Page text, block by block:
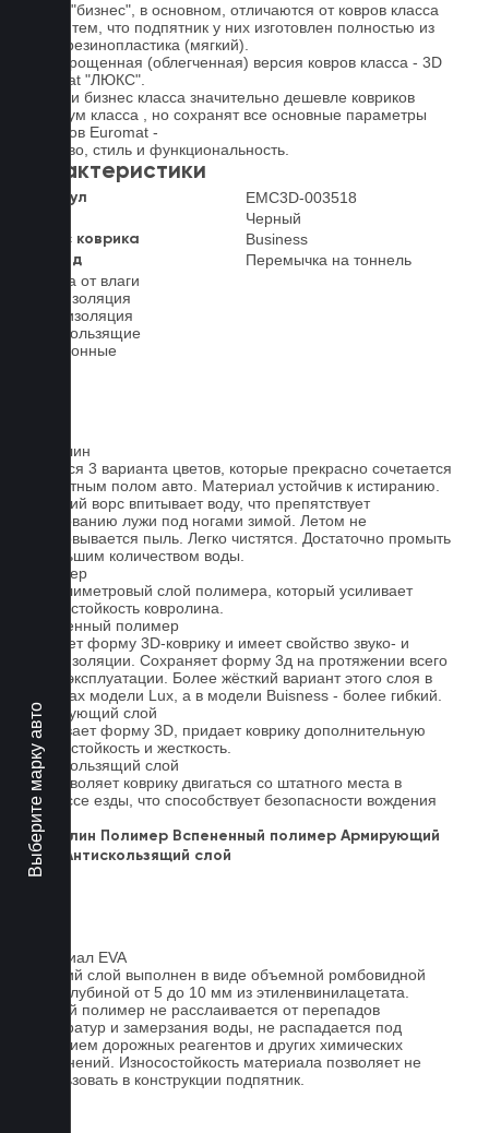
Выберите марку авто
Ковры "бизнес", в основном, отличаются от ковров класса
"люкс" тем, что подпятник у них изготовлен полностью из
терморезинопластика (мягкий).
Это упрощенная (облегченная) версия ковров класса - 3D
Euromat "ЛЮКС".
Коврики бизнес класса значительно дешевле ковриков
премиум класса , но сохранят все основные параметры
ковриков Euromat -
качество, стиль и функциональность.
Характеристики
Артикул EMC3D-003518
Черный
Класс коврика Business
2-й ряд
Перемычка на тоннель
Защита от влаги
Шумоизоляция
Теплоизоляция
Антискользящие
Всесезонные
Ковролин
Имеется 3 варианта цветов, которые прекрасно сочетается
со штатным полом авто. Материал устойчив к истиранию.
Короткий ворс впитывает воду, что препятствует
образованию лужи под ногами зимой. Летом не
образовывается пыль. Легко чистятся. Достаточно промыть
небольшим количеством воды.
Полимер
1-миллиметровый слой полимера, который усиливает
износостойкость ковролина.
Вспененный полимер
Придает форму 3D-коврику и имеет свойство звуко- и
теплоизоляции. Сохраняет форму 3д на протяжении всего
срока эксплуатации. Более жёсткий вариант этого слоя в
ковриках модели Lux, а в модели Buisness - более гибкий.
Армирующий слой
Усиливает форму 3D, придает коврику дополнительную
износостойкость и жесткость.
Антискользящий слой
Не позволяет коврику двигаться со штатного места в
процессе езды, что способствует безопасности вождения
авто.
Ковролин Полимер Вспененный полимер Армирующий
слой
Антискользящий слой
Материал EVA
Верхний слой выполнен в виде объемной ромбовидной
сетки глубиной от 5 до 10 мм из этиленвинилацетата.
Данный полимер не расслаивается от перепадов
температур и замерзания воды, не распадается под
действием дорожных реагентов и других химических
загрязнений. Износостойкость материала позволяет не
использовать в конструкции подпятник.